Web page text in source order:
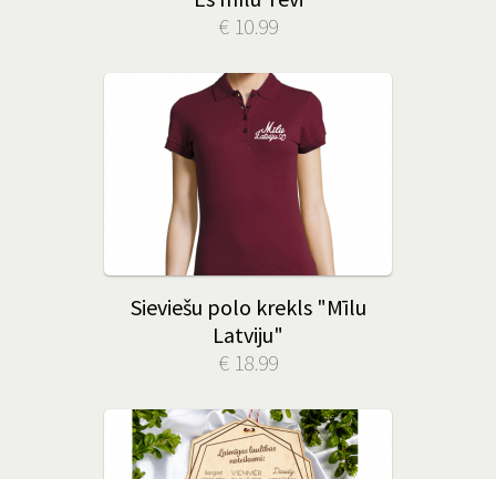
€ 10.99
Sieviešu polo krekls "Mīlu
Latviju"
€ 18.99